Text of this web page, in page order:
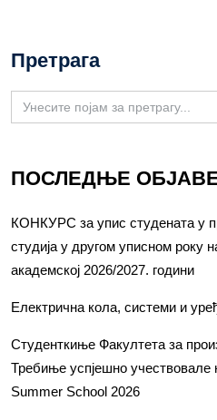
Претрага
Search
for:
ПОСЛЕДЊЕ
КОНКУРС за упис студената у
студија у другом уписном
академској 2026/2027. години
Електрична кола, системи и
Студенткиње Факултета за
Требиње успјешно учествовале
Summer School 2026